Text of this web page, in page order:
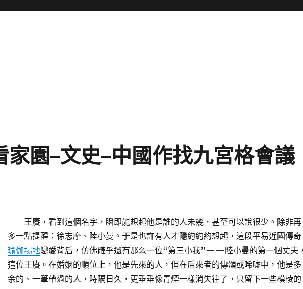
家園–文史–中國作找九宮格會議
王賡，看到這個名字，瞬即能想起他是誰的人未幾，甚至可以說很少。除非再
多一點提醒：徐志摩、陸小曼。于是也許有人才隱約約約想起，這段平易近國傳奇
瑜伽場地戀愛背后，仿佛確乎還有那么一位“第三小我”——陸小曼的第一個丈夫
這位王賡。在婚姻的順位上，他是先來的人，但在后來者的傳頌或唏噓中，他是多
余的、一筆帶過的人，時隔日久，更垂垂像青煙一樣消失往了，只留下一些模棱的